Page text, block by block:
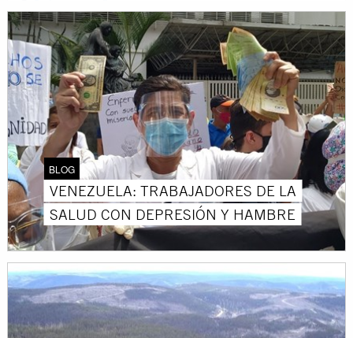
BLOG
VENEZUELA: TRABAJADORES DE LA
SALUD CON DEPRESIÓN Y HAMBRE